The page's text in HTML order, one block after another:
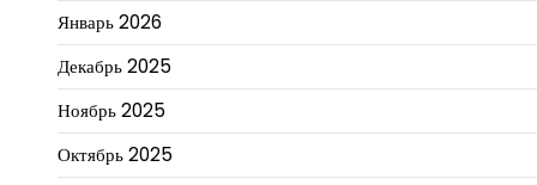
Январь 2026
Декабрь 2025
Ноябрь 2025
Октябрь 2025